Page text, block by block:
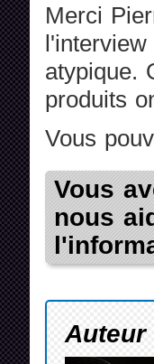
Merci
atypique.
produits
Vous
Vous
nous
Auteur